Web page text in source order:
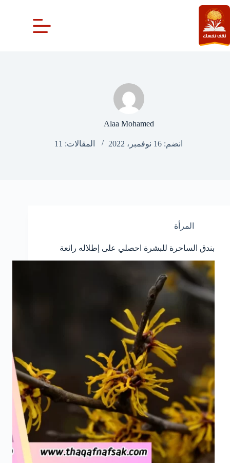
التجاوز
إلى
المحتوى
Alaa Mohamed
انضم: 16 نوفمبر، 2022 المقالات: 11
المرأة
بندق الساحرة للبشرة احصلي على إطلاله رائعة